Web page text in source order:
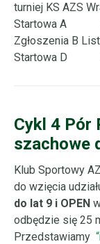
turniej KS AZS
Startowa A
Zgłoszenia B
Startowa D
Cykl 4 Pór
szachowe
Klub Sportowy
do wzięcia
do lat 9 i OPEN
odbędzie się 25
Przedstawiamy